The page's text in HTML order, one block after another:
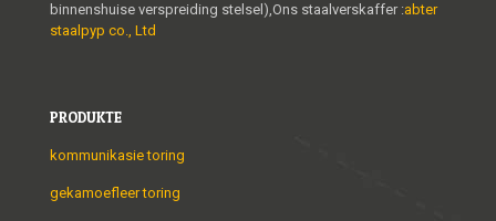
binnenshuise verspreiding stelsel),Ons staalverskaffer :abter
staalpyp co., Ltd
PRODUKTE
kommunikasie toring
gekamoefleer toring